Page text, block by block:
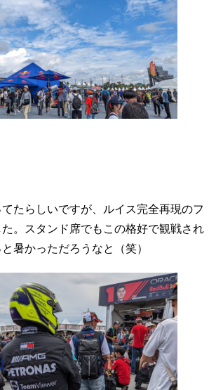
たらしいですが、ルイス完全再現のフ
。スタンド席でもこの格好で観戦され
暑かっただろうなと（笑）